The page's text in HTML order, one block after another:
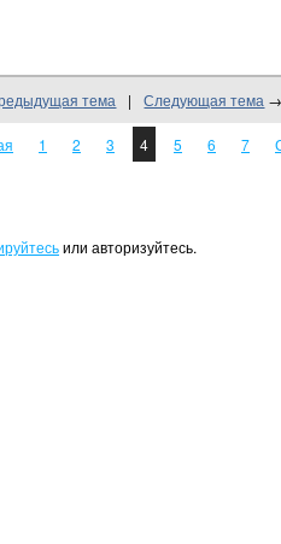
тема | Следующая тема
1 2 3 4 5 6 7
или авторизуйтесь.